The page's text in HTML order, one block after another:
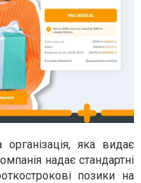
яка видає
надає стандартні
позики на